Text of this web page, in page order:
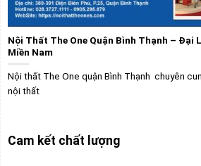
Nội Thất The One Quận Bình Thạnh – Đại
Miền Nam
Nội thất The One quận Bình Thạnh chuyên
nội thất
Cam kết chất lượng